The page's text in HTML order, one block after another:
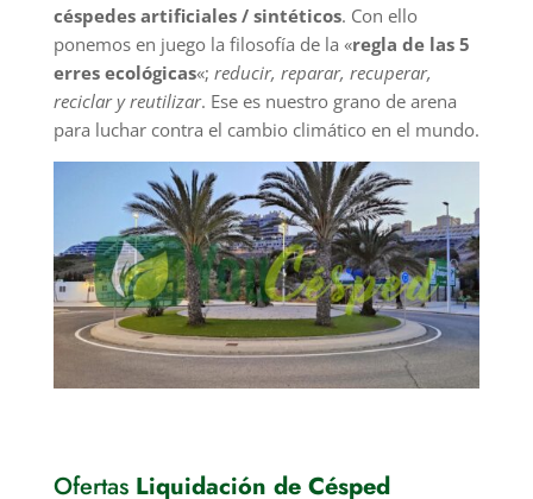
céspedes artificiales / sintéticos. Con ello
ponemos en juego la filosofía de la «regla de las 5
erres ecológicas«; reducir, reparar, recuperar,
reciclar y reutilizar. Ese es nuestro grano de arena
para luchar contra el cambio climático en el mundo.
Ofertas Liquidación de Césped